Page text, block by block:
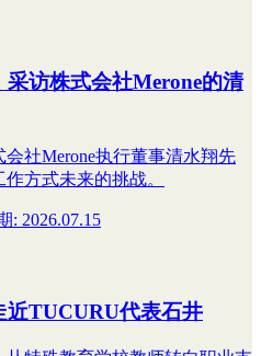
访株式会社Merone的清
社Merone执行董事清水翔先
方式未来的挑战。
: 2026.07.15
近TUCURU代表石井